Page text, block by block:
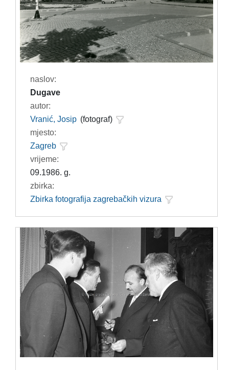
naslov:
Dugave
autor:
Vranić, Josip (fotograf)
mjesto:
Zagreb
vrijeme:
09.1986. g.
zbirka:
Zbirka fotografija zagrebačkih vizura